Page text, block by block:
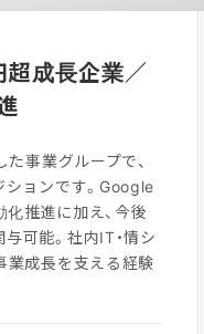
超成長企業／
事業グループで、
ョンです。Google
推進に加え、今後
可能。社内IT・情シ
業成長を支える経験